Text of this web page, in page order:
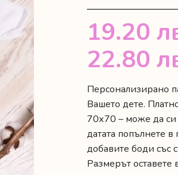
19.20
22.80
Персонализирано
Вашето дете.
70х70 – може да
датата попълнете
добавите боди със
Размерът оставете